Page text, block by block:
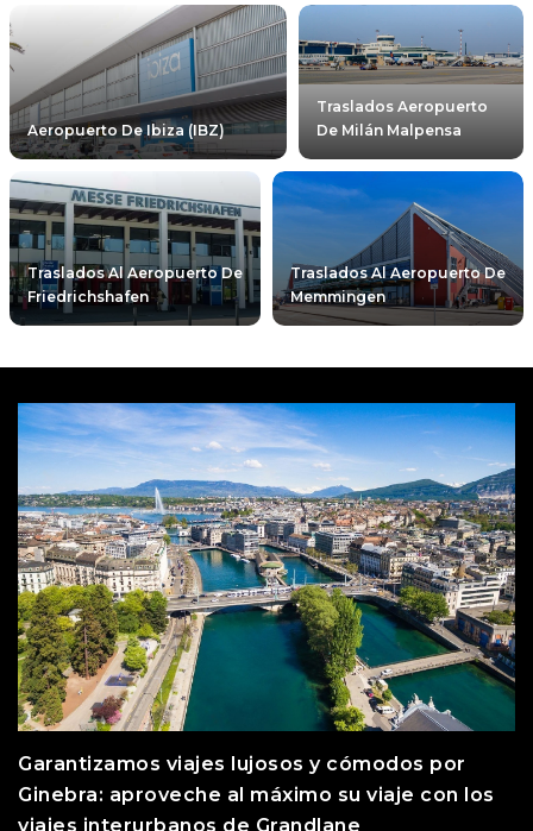
Aeropuerto De Ibiza (IBZ)
Traslados Aeropuerto
De Milán Malpensa
Traslados Al Aeropuerto De
Friedrichshafen
Traslados Al Aeropuerto De
Memmingen
Garantizamos viajes lujosos y cómodos por
Ginebra: aproveche al máximo su viaje con los
viajes interurbanos de Grandlane